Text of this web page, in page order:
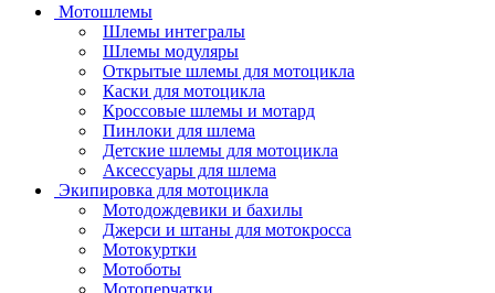
Мотошлемы
Шлемы интегралы
Шлемы модуляры
Открытые шлемы для мотоцикла
Каски для мотоцикла
Кроссовые шлемы и мотард
Пинлоки для шлема
Детские шлемы для мотоцикла
Аксессуары для шлема
Экипировка для мотоцикла
Мотодождевики и бахилы
Джерси и штаны для мотокросса
Мотокуртки
Мотоботы
Мотоперчатки